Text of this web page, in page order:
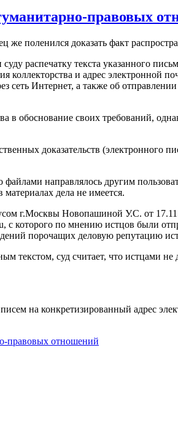
правовых
же поленился доказать факт
распечатку текста указанного
коллекторства и адрес электронной
сеть Интернет, а также об
в обоснование своих требований,
доказательств (электронного
файлами направлялось другим
дела не имеется.
г.Москвы Новопашиной У.С. от
с которого по мнению истцов были
порочащих деловую репутацию
текстом, суд считает, что истцами
на конкретизированный адрес
правовых отношений